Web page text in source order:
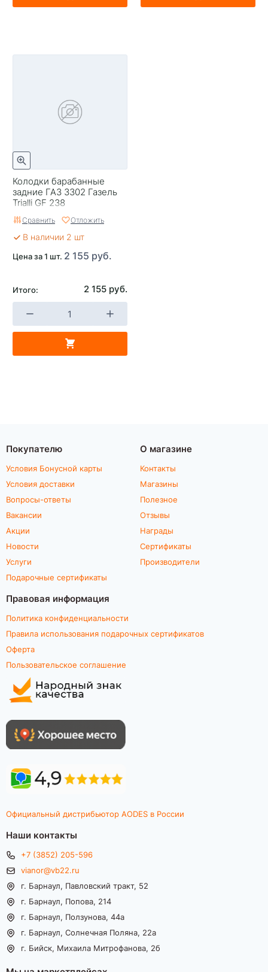
Колодки барабанные
задние ГАЗ 3302 Газель
Trialli GF 238
Сравнить Отложить
В наличии 2 шт
Цена за 1 шт. 2 155 руб.
Итого: 2 155 руб.
Покупателю
Условия Бонусной карты
Условия доставки
Вопросы-ответы
Вакансии
Акции
Новости
Услуги
Подарочные сертификаты
О магазине
Контакты
Магазины
Полезное
Отзывы
Награды
Сертификаты
Производители
Правовая информация
Политика конфиденциальности
Правила использования подарочных сертификатов
Оферта
Пользовательское соглашение
Официальный дистрибьютор AODES в России
Наши контакты
+7 (3852) 205-596
vianor@vb22.ru
г. Барнаул, Павловский тракт, 52
г. Барнаул, Попова, 214
г. Барнаул, Ползунова, 44а
г. Барнаул, Солнечная Поляна, 22а
г. Бийск, Михаила Митрофанова, 2б